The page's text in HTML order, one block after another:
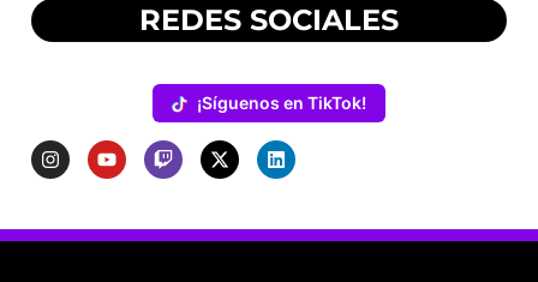
REDES SOCIALES
¡Síguenos en TikTok!